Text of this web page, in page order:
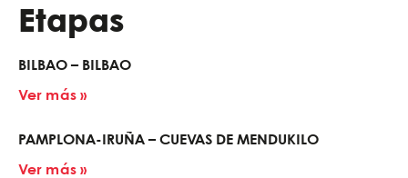
Etapas
BILBAO – BILBAO
Ver más »
PAMPLONA-IRUÑA – CUEVAS DE MENDUKILO
Ver más »